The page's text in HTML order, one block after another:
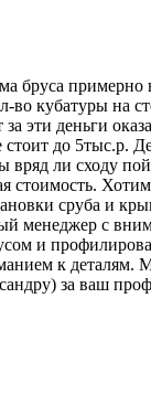
бруса
кубатуры на
эти деньги
до 5тыс.р.
вряд ли сходу
стоимость.
сруба и
менеджер с
и
к деталям.
за ваш